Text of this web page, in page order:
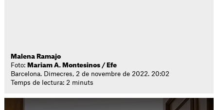
Malena Ramajo
Foto: Mariam A. Montesinos / Efe
Barcelona. Dimecres, 2 de novembre de 2022. 20:02
Temps de lectura: 2 minuts